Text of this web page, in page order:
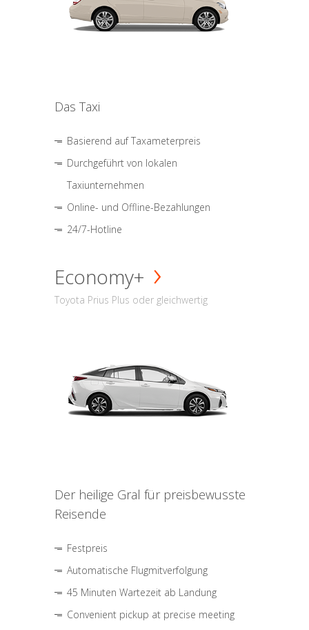
Das Taxi
Basierend auf Taxameterpreis
Durchgeführt von lokalen
Taxiunternehmen
Online- und Offline-Bezahlungen
24/7-Hotline
Economy+
Toyota Prius Plus oder gleichwertig
Der heilige Gral für preisbewusste
Reisende
Festpreis
Automatische Flugmitverfolgung
45 Minuten Wartezeit ab Landung
Convenient pickup at precise meeting